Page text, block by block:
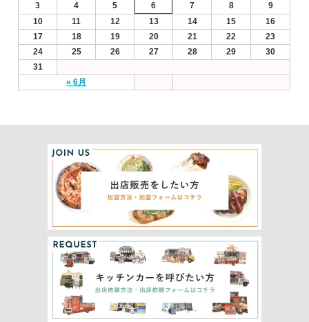
« 6月
3
4 5 6 7 8
9
10
11 12 13 14 15
16
17
18 19 20 21 22
23
24
25 26 27 28 29
30
31